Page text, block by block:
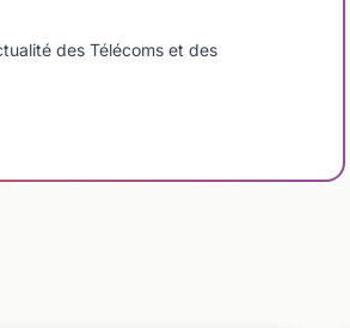
des Télécoms et des